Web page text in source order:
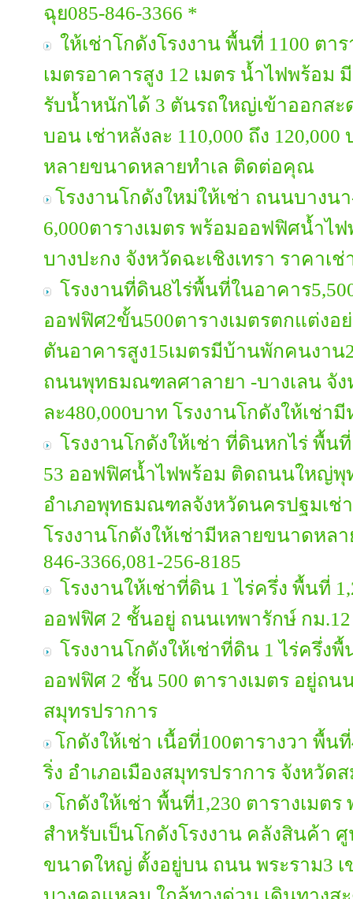
ฉุย085-846-3366 *
ให้เช่าโกดังโรงงาน พื้นที่ 1100 ตาร
เมตรอาคารสูง 12 เมตร น้ำไฟพร้อม
รับน้ำหนักได้ 3 ตันรถใหญ่เข้าออกสะ
บอน เช่าหลังละ 110,000 ถึง
หลายขนาดหลายทำเล ติดต่อคุณ
โรงงานโกดังใหม่ให้เช่า ถนนบางน
6,000ตารางเมตร พร้อมออฟฟิศน้ำไ
บางปะกง จังหวัดฉะเชิงเทรา ราคาเ
โรงงานที่ดิน8ไร่พื้นที่ในอาคาร
ออฟฟิศ2ขั้น500ตารางเมตรตกแต่ง
ตันอาคารสูง15เมตรมีบ้านพักคนงาน
ถนนพุทธมณฑลศาลายา -บางเลน จัง
ละ480,000บาท โรงงานโกดังให้เช่า
โรงงานโกดังให้เช่า ที่ดินหกไร่ พื้น
53 ออฟฟิศน้ำไฟพร้อม ติดถนนใหญ่
อำเภอพุทธมณฑลจังหวัดนครปฐมเช่า
โรงงานโกดังให้เช่ามีหลายขนาดหล
846-3366,081-256-8185
โรงงานให้เช่าที่ดิน 1 ไร่ครึ่ง พื้นที่
ออฟฟิศ 2 ชั้นอยู่ ถนนเทพารักษ์ กม
โรงงานโกดังให้เช่าที่ดิน 1 ไร่ครึ่งพื้
ออฟฟิศ 2 ชั้น 500 ตารางเมตร อยู่ถน
สมุทรปราการ
โกดังให้เช่า เนื้อที่100ตารางวา พื้น
ริ่ง อำเภอเมืองสมุทรปราการ จังหวัด
โกดังให้เช่า พื้นที่1,230 ตารางเมต
สำหรับเป็นโกดังโรงงาน คลังสินค้า ศู
ขนาดใหญ่ ตั้งอยู่บน ถนน พระราม3 เ